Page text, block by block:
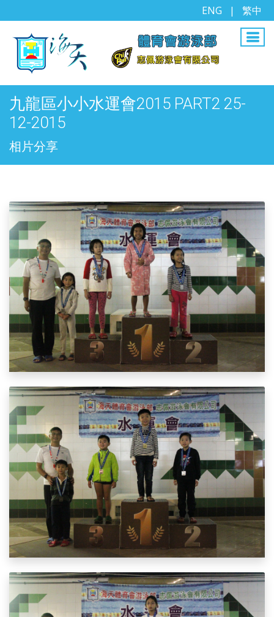
ENG | 繁中
九龍區小小水運會2015 PART2 25-
12-2015
相片分享